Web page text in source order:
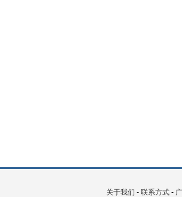
关于我们 - 联系方式 -